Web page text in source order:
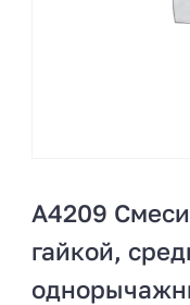
A4209
гайкой,